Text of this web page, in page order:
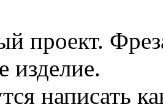
проект.
изделие.
написать